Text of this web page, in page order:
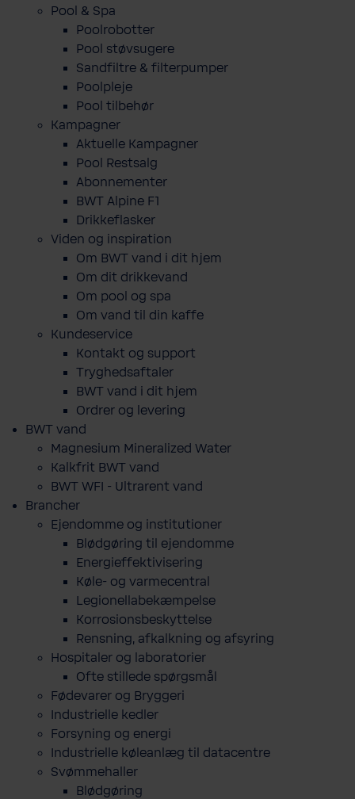
Pool & Spa
Poolrobotter
Pool støvsugere
Sandfiltre & filterpumper
Poolpleje
Pool tilbehør
Kampagner
Aktuelle Kampagner
Pool Restsalg
Abonnementer
BWT Alpine F1
Drikkeflasker
Viden og inspiration
Om BWT vand i dit hjem
Om dit drikkevand
Om pool og spa
Om vand til din kaffe
Kundeservice
Kontakt og support
Tryghedsaftaler
BWT vand i dit hjem
Ordrer og levering
BWT vand
Magnesium Mineralized Water
Kalkfrit BWT vand
BWT WFI - Ultrarent vand
Brancher
Ejendomme og institutioner
Blødgøring til ejendomme
Energieffektivisering
Køle- og varmecentral
Legionellabekæmpelse
Korrosionsbeskyttelse
Rensning, afkalkning og afsyring
Hospitaler og laboratorier
Ofte stillede spørgsmål
Fødevarer og Bryggeri
Industrielle kedler
Forsyning og energi
Industrielle køleanlæg til datacentre
Svømmehaller
Blødgøring